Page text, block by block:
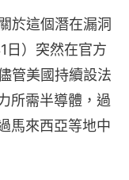
於這個潛在漏洞
日）突然在官方
管美國持續設法
所需半導體，過
馬來西亞等地中